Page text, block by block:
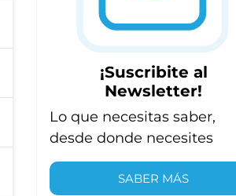
¡Suscribite al
Newsletter!
Lo que necesitas saber,
desde donde necesites
SABER MÁS